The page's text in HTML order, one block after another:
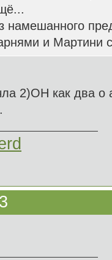
намешанного
и Мартини
2)ОН как два о